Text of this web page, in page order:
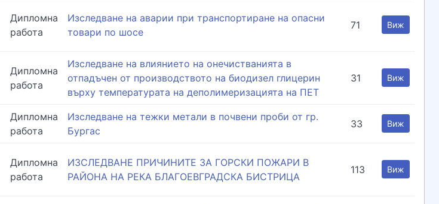
Дипломна
работа
Изследване на аварии при транспортиране на опасни
товари по шосе
71 Виж
Дипломна
работа
Изследване на влиянието на онечистванията в
отпадъчен от производството на биодизел глицерин
върху температурата на деполимеризацията на ПЕТ
31 Виж
Дипломна
работа
Изследване на тежки метали в почвени проби от гр.
Бургас
33 Виж
Дипломна
работа
ИЗСЛЕДВАНЕ ПРИЧИНИТЕ ЗА ГОРСКИ ПОЖАРИ В
РАЙОНА НА РЕКА БЛАГОЕВГРАДСКА БИСТРИЦА
113 Виж